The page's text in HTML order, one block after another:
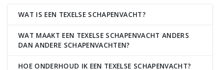
WAT IS EEN TEXELSE SCHAPENVACHT?
WAT MAAKT EEN TEXELSE SCHAPENVACHT ANDERS
DAN ANDERE SCHAPENVACHTEN?
HOE ONDERHOUD IK EEN TEXELSE SCHAPENVACHT?